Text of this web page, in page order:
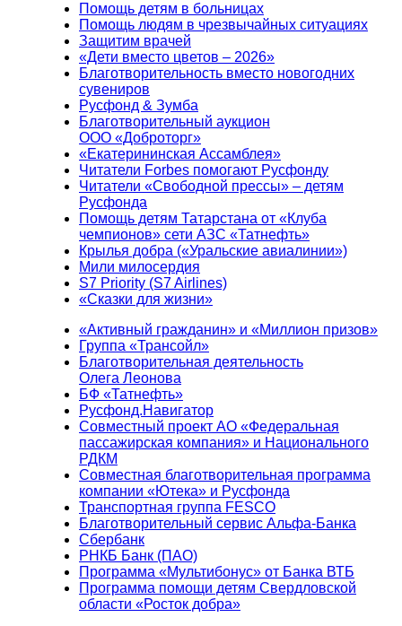
Помощь детям в больницах
Помощь людям в чрезвычайных ситуациях
Защитим врачей
«Дети вместо цветов – 2026»
Благотворительность вместо новогодних
сувениров
Русфонд & Зумба
Благотворительный аукцион
ООО «Доброторг»
«Екатерининская Ассамблея»
Читатели Forbes помогают Русфонду
Читатели «Свободной прессы» – детям
Русфонда
Помощь детям Татарстана от «Клуба
чемпионов» сети АЗС «Татнефть»
Крылья добра («Уральские авиалинии»)
Мили милосердия
S7 Priority (S7 Airlines)
«Сказки для жизни»
«Активный гражданин» и «Миллион призов»
Группа «Трансойл»
Благотворительная деятельность
Олега Леонова
БФ «Татнефть»
Русфонд.Навигатор
Совместный проект АО «Федеральная
пассажирская компания» и Национального
РДКМ
Совместная благотворительная программа
компании «Ютека» и Русфонда
Транспортная группа FESCO
Благотворительный сервис Альфа-Банка
Сбербанк
РНКБ Банк (ПАО)
Программа «Мультибонус» от Банка ВТБ
Программа помощи детям Свердловской
области «Росток добра»